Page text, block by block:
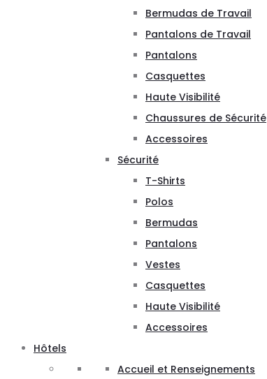
Bermudas de Travail
Pantalons de Travail
Pantalons
Casquettes
Haute Visibilité
Chaussures de Sécurité
Accessoires
Sécurité
T-Shirts
Polos
Bermudas
Pantalons
Vestes
Casquettes
Haute Visibilité
Accessoires
Hôtels
Accueil et Renseignements